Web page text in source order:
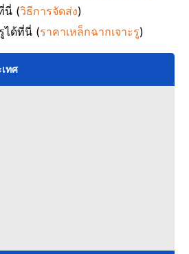
นี่ (วิธีการจัดส่ง)
ได้ที่นี่ (ราคาเหล็กฉากเจาะรู)
ทศ